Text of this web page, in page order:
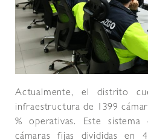
Actualmente, el distrito
infraestructura de 1399
% operativas. Este sistema
cámaras fijas divididas en